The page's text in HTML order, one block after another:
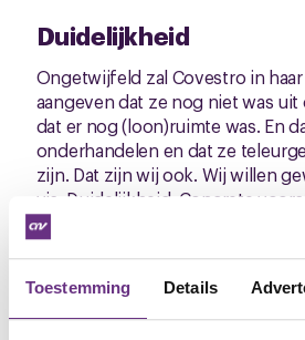
Toestemming Details
Duidelijkheid
Ongetwijfeld zal Covestro in
aangeven dat ze nog niet was
dat er nog (loon)ruimte was. En
onderhandelen en dat ze
zijn. Dat zijn wij ook. Wij willen
vis. Duidelijkheid. Concrete
heeft verder onderhandelen
duidelijkheid wilde Covestro niet
bonden. Ook zal ze aanvoeren
slecht gaat en dat een loonbod